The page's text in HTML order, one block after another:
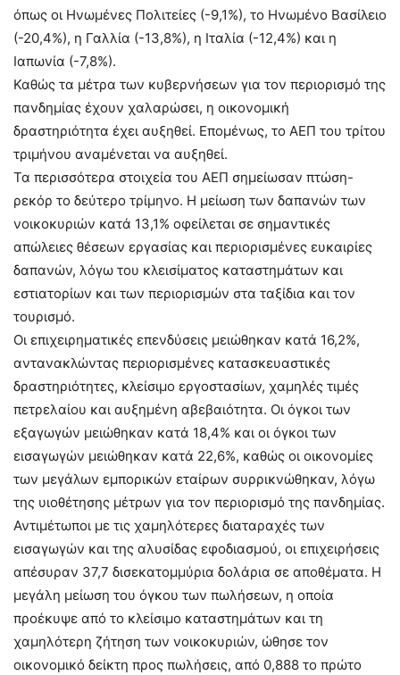
όπως οι Ηνωμένες Πολιτείες (-9,1%), το Ηνωμένο Βασίλειο
(-20,4%), η Γαλλία (-13,8%), η Ιταλία (-12,4%) και η
Ιαπωνία (-7,8%).
Καθώς τα μέτρα των κυβερνήσεων για τον περιορισμό της
πανδημίας έχουν χαλαρώσει, η οικονομική
δραστηριότητα έχει αυξηθεί. Επομένως, το ΑΕΠ του τρίτου
τριμήνου αναμένεται να αυξηθεί.
Τα περισσότερα στοιχεία του ΑΕΠ σημείωσαν πτώση-
ρεκόρ το δεύτερο τρίμηνο. Η μείωση των δαπανών των
νοικοκυριών κατά 13,1% οφείλεται σε σημαντικές
απώλειες θέσεων εργασίας και περιορισμένες ευκαιρίες
δαπανών, λόγω του κλεισίματος καταστημάτων και
εστιατορίων και των περιορισμών στα ταξίδια και τον
τουρισμό.
Οι επιχειρηματικές επενδύσεις μειώθηκαν κατά 16,2%,
αντανακλώντας περιορισμένες κατασκευαστικές
δραστηριότητες, κλείσιμο εργοστασίων, χαμηλές τιμές
πετρελαίου και αυξημένη αβεβαιότητα. Οι όγκοι των
εξαγωγών μειώθηκαν κατά 18,4% και οι όγκοι των
εισαγωγών μειώθηκαν κατά 22,6%, καθώς οι οικονομίες
των μεγάλων εμπορικών εταίρων συρρικνώθηκαν, λόγω
της υιοθέτησης μέτρων για τον περιορισμό της πανδημίας.
Αντιμέτωποι με τις χαμηλότερες διαταραχές των
εισαγωγών και της αλυσίδας εφοδιασμού, οι επιχειρήσεις
απέσυραν 37,7 δισεκατομμύρια δολάρια σε αποθέματα. Η
μεγάλη μείωση του όγκου των πωλήσεων, η οποία
προέκυψε από το κλείσιμο καταστημάτων και τη
χαμηλότερη ζήτηση των νοικοκυριών, ώθησε τον
οικονομικό δείκτη προς πωλήσεις, από 0,888 το πρώτο